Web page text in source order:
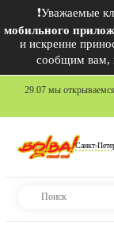
❗Уважаемые
мобильного
и искренне
сообщим вам,
29.07 мы
Санкт-